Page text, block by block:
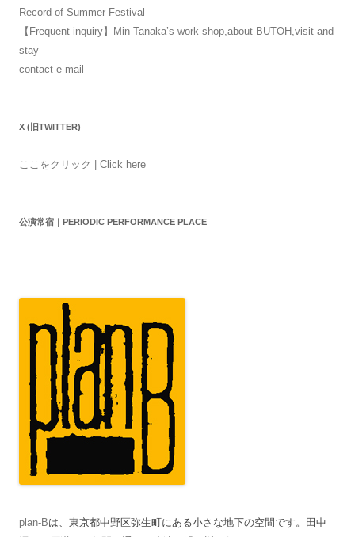
Record of Summer Festival
【Frequent inquiry】Min Tanaka’s work-shop,about BUTOH,visit and
stay
contact e-mail
X (旧TWITTER)
ここをクリック | Click here
公演常宿｜PERIODIC PERFORMANCE PLACE
plan-Bは、東京都中野区弥生町にある小さな地下の空間です。田中